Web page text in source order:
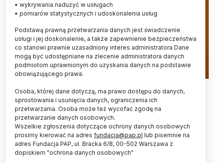
Dzięki sondzie Solar Orbiter udało się dokładnie
zbadać energetyczne cząstki wyrzucane przez
Słońce i ustalić źródła ich pochodzenia –
poinformowała Europejska Agencja Kosmiczna
(ESA), do której należy ta sonda kosmiczna.
• wykrywania nadużyć w usługach
• pomiarów statystycznych i udoskonalenia usług
Podstawą prawną przetwarzania danych jest świadczenie
usługi i jej doskonalenie, a także zapewnienie bezpieczeństwa
co stanowi prawnie uzasadniony interes administratora Dane
mogą być udostępniane na zlecenie administratora danych
podmiotom uprawnionym do uzyskania danych na podstawie
obowiązującego prawa.
Osoba, której dane dotyczą, ma prawo dostępu do danych,
sprostowania i usunięcia danych, ograniczenia ich
przetwarzania. Osoba może też wycofać zgodę na
przetwarzanie danych osobowych.
Wszelkie zgłoszenia dotyczące ochrony danych osobowych
prosimy kierować na adres fundacja@pap.pl lub pisemnie na
adres Fundacja PAP, ul. Bracka 6/8, 00-502 Warszawa z
dopiskiem "ochrona danych osobowych"